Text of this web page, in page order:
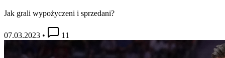
Jak grali wypożyczeni i sprzedani?
07.03.2023 • 11